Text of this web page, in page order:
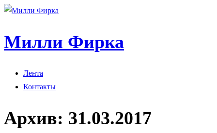
Милли Фирка
Лента
Контакты
Архив: 31.03.2017